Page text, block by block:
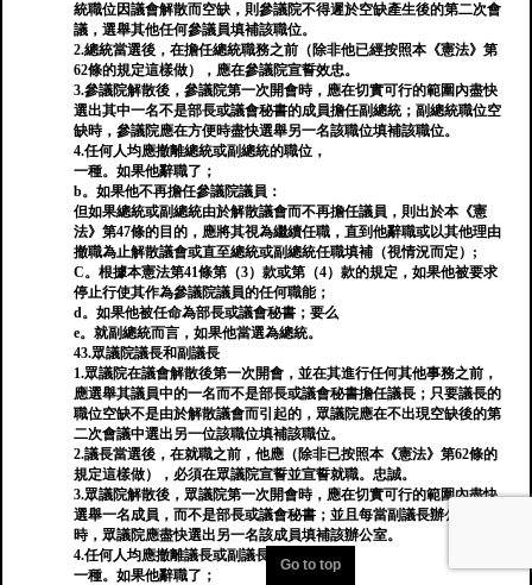
統職位因議會解散而空缺，則參議院不得遲於空缺產生後的第二次會
議，選舉其他任何參議員填補該職位。
2.總統當選後，在擔任總統職務之前（除非他已經按照本《憲法》第
62條的規定這樣做），應在參議院宣誓效忠。
3.參議院解散後，參議院第一次開會時，應在切實可行的範圍內盡快
選出其中一名不是部長或議會秘書的成員擔任副總統；副總統職位空
缺時，參議院應在方便時盡快選舉另一名該職位填補該職位。
4.任何人均應撤離總統或副總統的職位，
一種。如果他辭職了；
b。如果他不再擔任參議院議員：
但如果總統或副總統由於解散議會而不再擔任議員，則出於本《憲
法》第47條的目的，應將其視為繼續任職，直到他辭職或以其他理由
撤職為止解散議會或直至總統或副總統任職填補（視情況而定）;
C。根據本憲法第41條第（3）款或第（4）款的規定，如果他被要求
停止行使其作為參議院議員的任何職能；
d。如果他被任命為部長或議會秘書；要么
e。就副總統而言，如果他當選為總統。
43.眾議院議長和副議長
1.眾議院在議會解散後第一次開會，並在其進行任何其他事務之前，
應選舉其議員中的一名而不是部長或議會秘書擔任議長；只要議長的
職位空缺不是由於解散議會而引起的，眾議院應在不出現空缺後的第
二次會議中選出另一位該職位填補該職位。
2.議長當選後，在就職之前，他應（除非已按照本《憲法》第62條的
規定這樣做），必須在眾議院宣誓並宣誓就職。忠誠。
3.眾議院解散後，眾議院第一次開會時，應在切實可行的範圍內盡快
選舉一名成員，而不是部長或議會秘書；並且每當副議長辦公室空缺
時，眾議院應盡快選出另一名該成員填補該辦公室。
4.任何人均應撤離議長或副議長的職位，
一種。如果他辭職了；
Go to top